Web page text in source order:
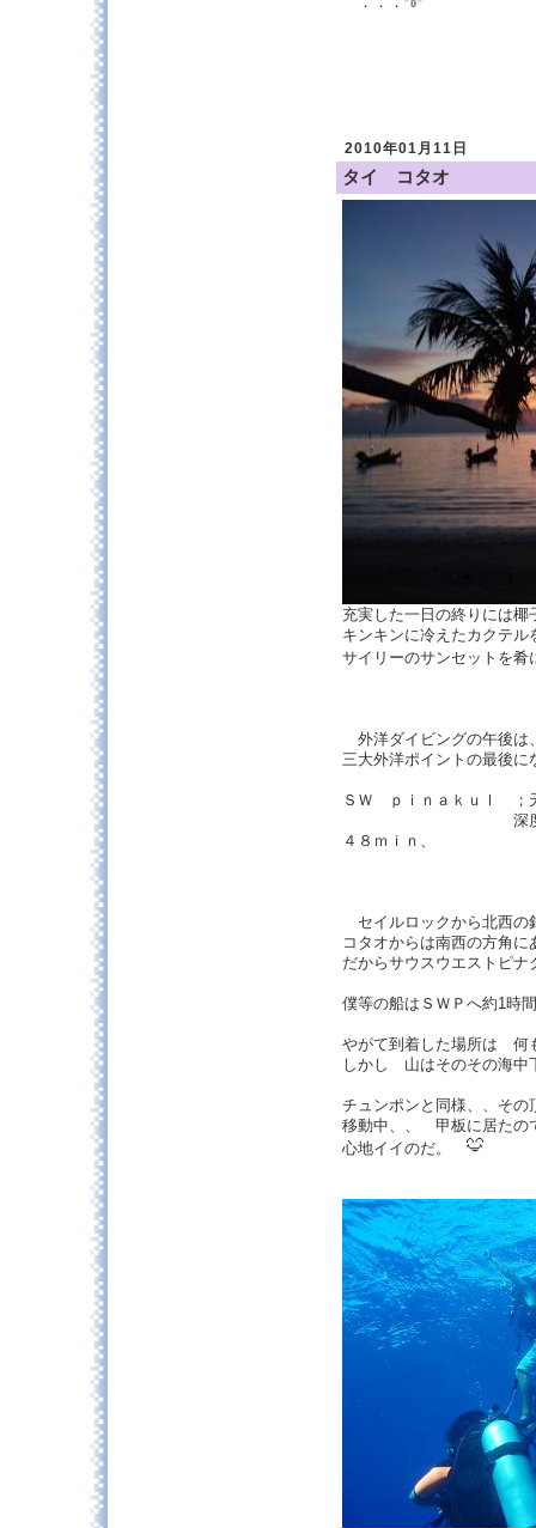
2010年01月11日
タイ コタオ
充実した一日の終りには椰
キンキンに冷えたカクテ
サイリーのサンセットを
外洋ダイビングの午後は
三大外洋ポイントの最後に
ＳＷ ｐｉｎａｋｕｌ ；
深度ｍａｘ２１
４８ｍｉｎ、
セイルロックから北西の
コタオからは南西の方角
だからサウスウエストピナ
僕等の船はＳＷＰへ約1時
やがて到着した場所は 何
しかし 山はそのその海中
チュンポンと同様、、その
移動中、、 甲板に居たの
心地イイのだ。